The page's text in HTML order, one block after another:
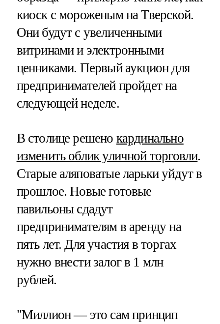
киоск с мороженым на Тверской.
Они будут с увеличенными
витринами и электронными
ценниками. Первый аукцион для
предпринимателей пройдет на
следующей неделе.
В столице решено кардинально
изменить облик уличной торговли.
Старые аляповатые ларьки уйдут в
прошлое. Новые готовые
павильоны сдадут
предпринимателям в аренду на
пять лет. Для участия в торгах
нужно внести залог в 1 млн
рублей.
"Миллион — это сам принцип